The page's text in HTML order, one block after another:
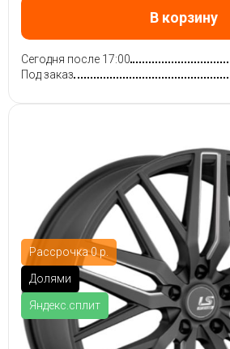
В корзину
Сегодня после 17:00
Под заказ
Рассрочка 0 р.
Долями
Яндекс.сплит